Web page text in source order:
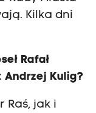
Kilka dni
Rafał
Kulig?
Raś, jak i